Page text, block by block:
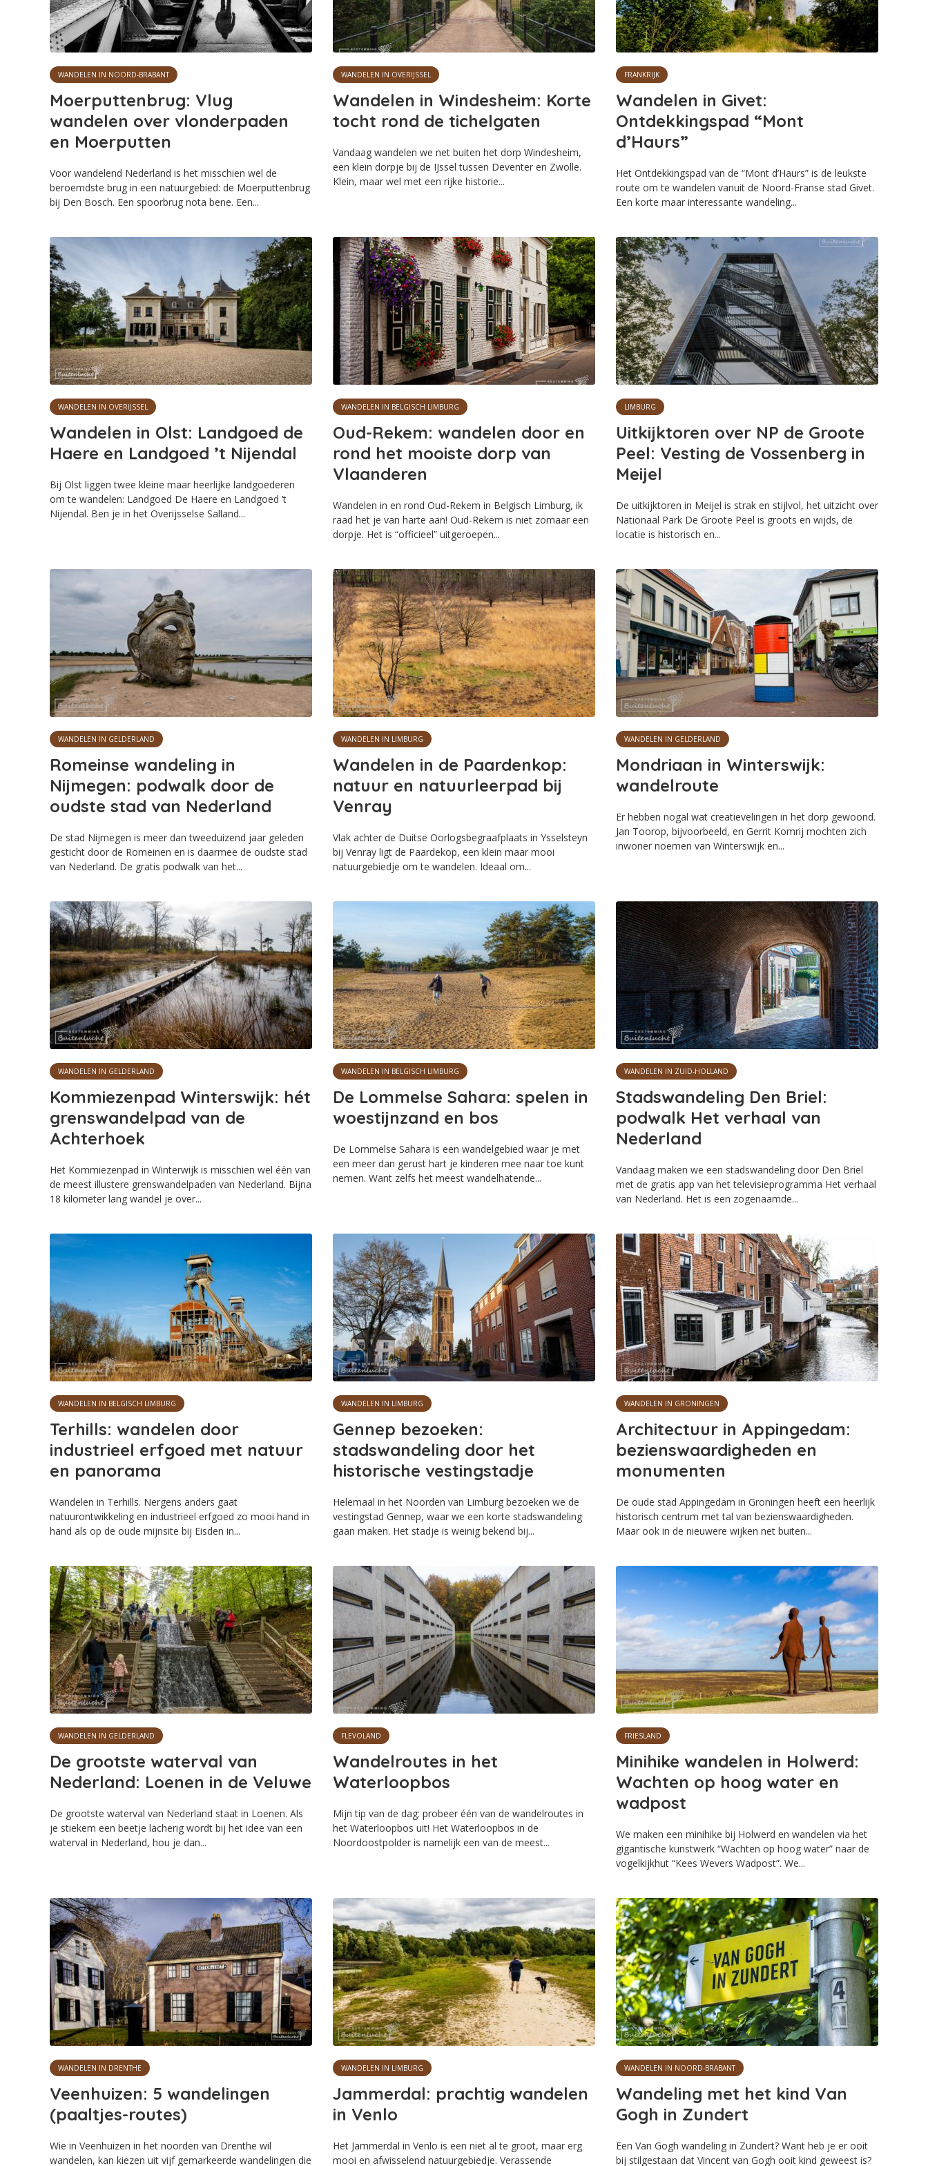
WANDELEN IN NOORD-BRABANT
Moerputtenbrug: Vlug
wandelen over vlonderpaden
en Moerputten
Voor wandelend Nederland is het misschien wel de
beroemdste brug in een natuurgebied: de Moerputtenbrug
bij Den Bosch. Een spoorbrug nota bene. Een...
WANDELEN IN OVERIJSSEL
Wandelen in Windesheim: Korte
tocht rond de tichelgaten
Vandaag wandelen we net buiten het dorp Windesheim,
een klein dorpje bij de IJssel tussen Deventer en Zwolle.
Klein, maar wel met een rijke historie...
FRANKRIJK
Wandelen in Givet:
Ontdekkingspad “Mont
d’Haurs”
Het Ontdekkingspad van de “Mont d’Haurs” is de leukste
route om te wandelen vanuit de Noord-Franse stad Givet.
Een korte maar interessante wandeling...
WANDELEN IN OVERIJSSEL
Wandelen in Olst: Landgoed de
Haere en Landgoed ’t Nijendal
Bij Olst liggen twee kleine maar heerlijke landgoederen
om te wandelen: Landgoed De Haere en Landgoed ’t
Nijendal. Ben je in het Overijsselse Salland...
WANDELEN IN BELGISCH LIMBURG
Oud-Rekem: wandelen door en
rond het mooiste dorp van
Vlaanderen
Wandelen in en rond Oud-Rekem in Belgisch Limburg, ik
raad het je van harte aan! Oud-Rekem is niet zomaar een
dorpje. Het is “officieel” uitgeroepen...
LIMBURG
Uitkijktoren over NP de Groote
Peel: Vesting de Vossenberg in
Meijel
De uitkijktoren in Meijel is strak en stijlvol, het uitzicht over
Nationaal Park De Groote Peel is groots en wijds, de
locatie is historisch en...
WANDELEN IN GELDERLAND
Romeinse wandeling in
Nijmegen: podwalk door de
oudste stad van Nederland
De stad Nijmegen is meer dan tweeduizend jaar geleden
gesticht door de Romeinen en is daarmee de oudste stad
van Nederland. De gratis podwalk van het...
WANDELEN IN LIMBURG
Wandelen in de Paardenkop:
natuur en natuurleerpad bij
Venray
Vlak achter de Duitse Oorlogsbegraafplaats in Ysselsteyn
bij Venray ligt de Paardekop, een klein maar mooi
natuurgebiedje om te wandelen. Ideaal om...
WANDELEN IN GELDERLAND
Mondriaan in Winterswijk:
wandelroute
Er hebben nogal wat creatievelingen in het dorp gewoond.
Jan Toorop, bijvoorbeeld, en Gerrit Komrij mochten zich
inwoner noemen van Winterswijk en...
WANDELEN IN GELDERLAND
Kommiezenpad Winterswijk: hét
grenswandelpad van de
Achterhoek
Het Kommiezenpad in Winterwijk is misschien wel één van
de meest illustere grenswandelpaden van Nederland. Bijna
18 kilometer lang wandel je over...
WANDELEN IN BELGISCH LIMBURG
De Lommelse Sahara: spelen in
woestijnzand en bos
De Lommelse Sahara is een wandelgebied waar je met
een meer dan gerust hart je kinderen mee naar toe kunt
nemen. Want zelfs het meest wandelhatende...
WANDELEN IN ZUID-HOLLAND
Stadswandeling Den Briel:
podwalk Het verhaal van
Nederland
Vandaag maken we een stadswandeling door Den Briel
met de gratis app van het televisieprogramma Het verhaal
van Nederland. Het is een zogenaamde...
WANDELEN IN BELGISCH LIMBURG
Terhills: wandelen door
industrieel erfgoed met natuur
en panorama
Wandelen in Terhills. Nergens anders gaat
natuurontwikkeling en industrieel erfgoed zo mooi hand in
hand als op de oude mijnsite bij Eisden in...
WANDELEN IN LIMBURG
Gennep bezoeken:
stadswandeling door het
historische vestingstadje
Helemaal in het Noorden van Limburg bezoeken we de
vestingstad Gennep, waar we een korte stadswandeling
gaan maken. Het stadje is weinig bekend bij...
WANDELEN IN GRONINGEN
Architectuur in Appingedam:
bezienswaardigheden en
monumenten
De oude stad Appingedam in Groningen heeft een heerlijk
historisch centrum met tal van bezienswaardigheden.
Maar ook in de nieuwere wijken net buiten...
WANDELEN IN GELDERLAND
De grootste waterval van
Nederland: Loenen in de Veluwe
De grootste waterval van Nederland staat in Loenen. Als
je stiekem een beetje lacherig wordt bij het idee van een
waterval in Nederland, hou je dan...
FLEVOLAND
Wandelroutes in het
Waterloopbos
Mijn tip van de dag: probeer één van de wandelroutes in
het Waterloopbos uit! Het Waterloopbos in de
Noordoostpolder is namelijk een van de meest...
FRIESLAND
Minihike wandelen in Holwerd:
Wachten op hoog water en
wadpost
We maken een minihike bij Holwerd en wandelen via het
gigantische kunstwerk “Wachten op hoog water” naar de
vogelkijkhut “Kees Wevers Wadpost”. We...
WANDELEN IN DRENTHE
Veenhuizen: 5 wandelingen
(paaltjes-routes)
Wie in Veenhuizen in het noorden van Drenthe wil
wandelen, kan kiezen uit vijf gemarkeerde wandelingen die
WANDELEN IN LIMBURG
Jammerdal: prachtig wandelen
in Venlo
Het Jammerdal in Venlo is een niet al te groot, maar erg
mooi en afwisselend natuurgebiedje. Verassende
WANDELEN IN NOORD-BRABANT
Wandeling met het kind Van
Gogh in Zundert
Een Van Gogh wandeling in Zundert? Want heb je er ooit
bij stilgestaan dat Vincent van Gogh ooit kind geweest is?